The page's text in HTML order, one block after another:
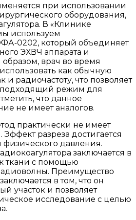
при использовании
оборудования,
В «Клинике
используем
0202, который объединяет
ЭХВЧ аппарата и
образом, врач во время
как обычную
и радиочастоту, что позволяет
подходящий режим для
что данное
не имеет аналогов.
практически не имеет
разреза достигается
физического давления.
заключается в
ткани с помощью
Преимущество
в том, что он
участок и позволяет
исследование с целью